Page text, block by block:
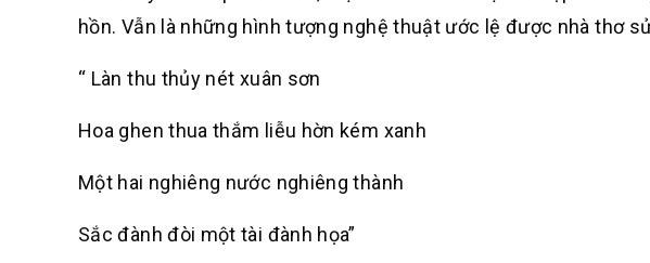
hồn. Vẫn là những hình tượng nghệ thuật ước lệ được nhà thơ
“ Làn thu thủy nét xuân sơn
Hoa ghen thua thắm liễu hờn kém xanh
Một hai nghiêng nước nghiêng thành
Sắc đành đòi một tài đành họa”